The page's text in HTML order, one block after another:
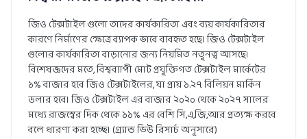
জিও টেক্সটাইল গুলো তাদের কার্যকারিতা এবং ব্যয় কার্যকারিতার
কারণে নির্মাণের ক্ষেত্রে ব্যাপক ভাবে ব্যবহৃত হছে। জিও টেক্সটাইল
গুলোর কার্যকারিতা বাড়ানোর জন্য নিয়মিত নতুনত্ব আসছে।
বিশেষজ্ঞদের মতে, বিশ্বব্যাপী মোট প্রযুক্তিগত টেক্সটাইল মার্কেটের
১% বাজার হবে জিও টেক্সটাইলের, যা প্রায় ১.২৭ বিলিয়ন মার্কিন
ডলার হবে। জিও টেক্সটাইল এর বাজার ২০২০ থেকে ২০২৭ সালের
মধ্যে রাজস্বের দিক থেকে ১১% এর বেশি সি,এ,জি,আর প্রত্যক্ষ করবে
বলে ধারণা করা হচ্ছে। (গ্র্যান্ড ভিউ রিসার্চ অনুসারে)